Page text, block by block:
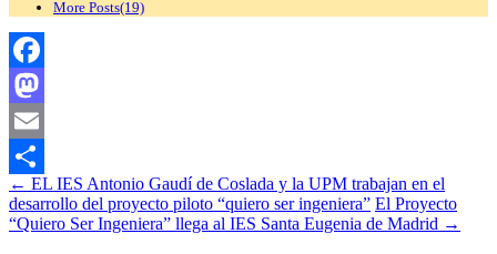
More Posts(19)
Facebook
Mastodon
Email
Compartir
Navegación
de
← EL IES Antonio Gaudí de Coslada y la UPM trabajan en el
desarrollo del proyecto piloto “quiero ser ingeniera” El Proyecto
“Quiero Ser Ingeniera” llega al IES Santa Eugenia de Madrid →